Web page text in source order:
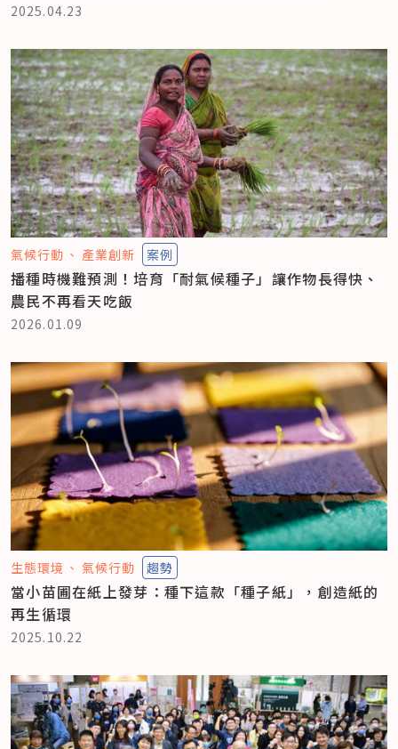
2025.04.23
氣候行動 產業創新 案例
播種時機難預測！培育「耐氣候種子」讓作物長得快、
農民不再看天吃飯
2026.01.09
生態環境 氣候行動 趨勢
當小苗圃在紙上發芽：種下這款「種子紙」，創造紙的
再生循環
2025.10.22